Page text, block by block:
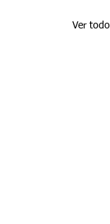
Ver todo